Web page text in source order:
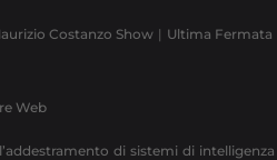
Costanzo Show Ultima Fermata
Web
di sistemi di